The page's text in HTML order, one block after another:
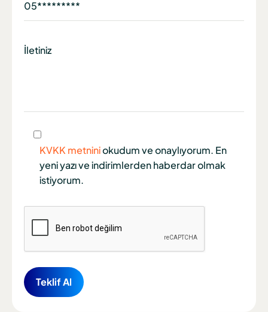
KVKK metniniokudum ve onaylıyorum. En
yeni yazı ve indirimlerden haberdar olmak
istiyorum.